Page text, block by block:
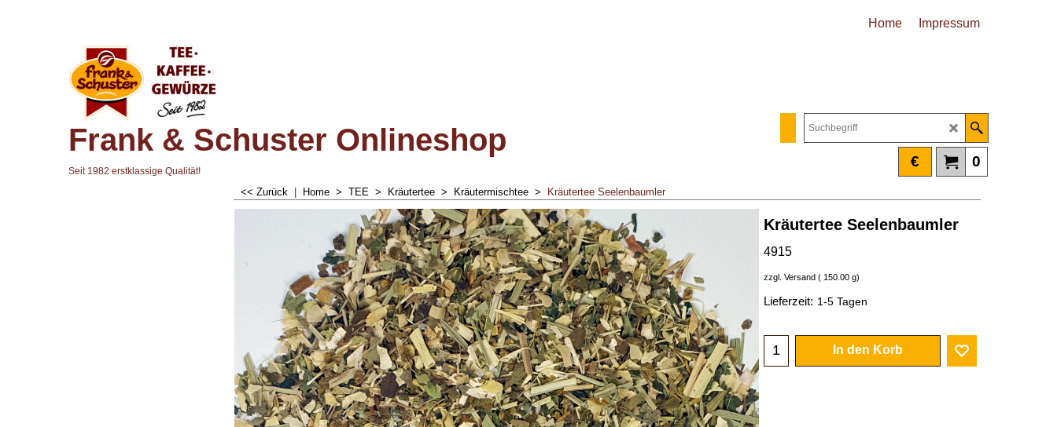
Home Impressum
Frank & Schuster Onlineshop
Seit 1982 erstklassige Qualität!
0
€
<< Zurück Home > TEE > Kräutertee > Kräutermischtee > Kräutertee Seelenbaumler
Kräutertee Seelenbaumler
4915
zzgl. Versand 150.00 g
Lieferzeit: 1-5 Tagen
In den Korb